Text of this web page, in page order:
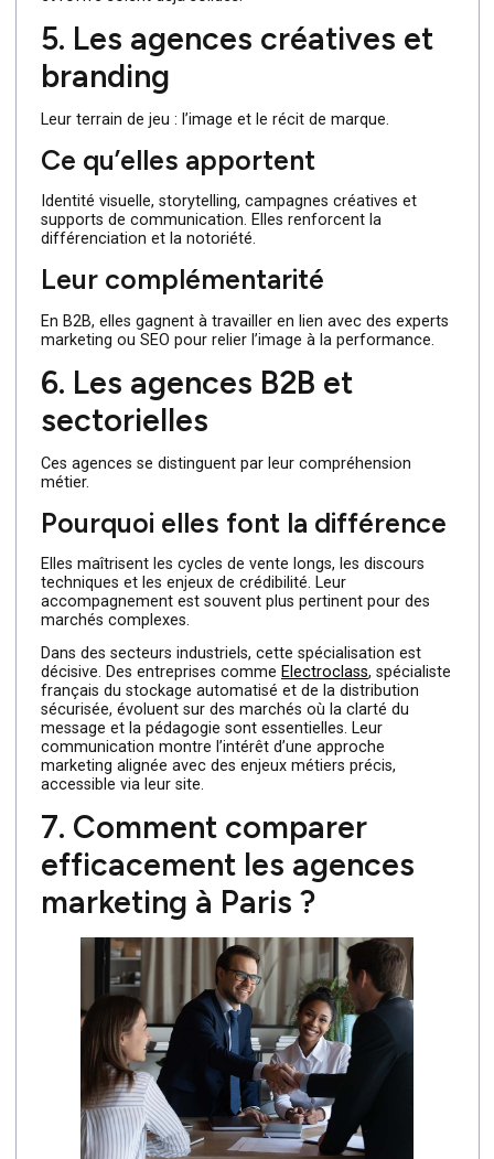
mesurables.
Leur spécialité
Search ads, social ads, display, tracking et optimisation
du coût par lead. Elles sont orientées data et résultats
Quand y recourir ?
Elles sont pertinentes pour accélérer la visibilité ou
soutenir une phase de croissance, à condition que le
et l’offre soient déjà solides.
5. Les agences créatives et
branding
Leur terrain de jeu : l’image et le récit de marque.
Ce qu’elles apportent
supports de communication. Elles renforcent la
différenciation et la notoriété.
Leur complémentarité
En B2B, elles gagnent à travailler en lien avec des
marketing ou SEO pour relier l’image à la performance.
6. Les agences B2B et
sectorielles
Ces agences se distinguent par leur compréhension
métier.
Pourquoi elles font la
Elles maîtrisent les cycles de vente longs, les discours
techniques et les enjeux de crédibilité. Leur
accompagnement est souvent plus pertinent pour des
marchés complexes.
Dans des secteurs industriels, cette spécialisation est
décisive. Des entreprises commeElectroclass
français du stockage automatisé et de la distribution
sécurisée, évoluent sur des marchés où la clarté du
message et la pédagogie sont essentielles. Leur
communication montre l’intérêt d’une approche
marketing alignée avec des enjeux métiers précis,
accessible via leur site.